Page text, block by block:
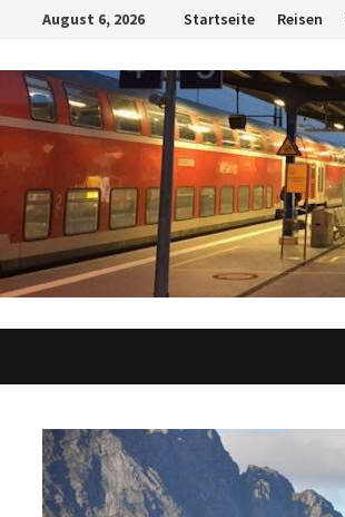
springen
August 6, 2026 Startseite Reisen